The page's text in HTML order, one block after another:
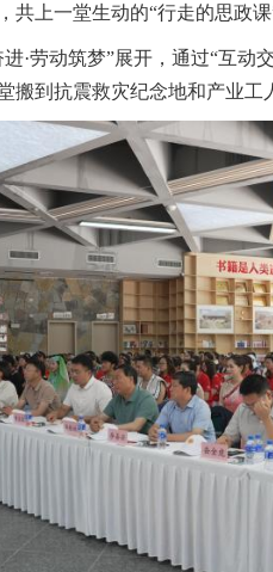
共上一堂生动的“行走的思政课
劳动筑梦”展开，通过“互动
搬到抗震救灾纪念地和产业工